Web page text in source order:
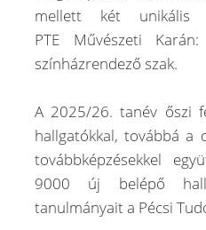
mellett két
PTE Művészeti
színházrendező szak.
A 2025/26. tanév őszi
hallgatókkal, továbbá a
továbbképzésekkel
9000 új belépő
tanulmányait a Pécsi